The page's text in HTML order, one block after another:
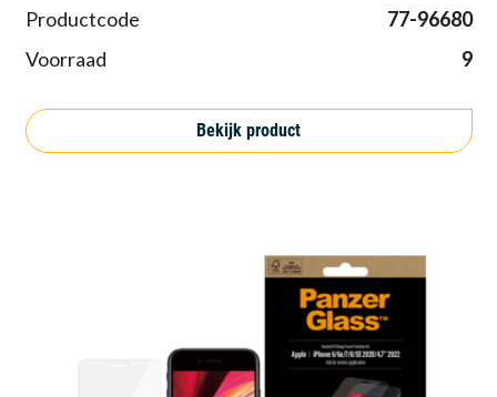
Productcode
77-96680
Voorraad
9
Bekijk product